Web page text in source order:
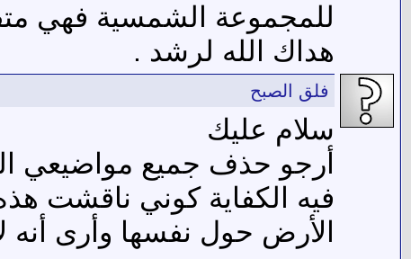
للمجموعة الشمسية فهي
هداك الله لرشد .
فلق الصبح
سلام عليك
أرجو حذف جميع مواضيعي
فيه الكفاية كوني ناقشت
الأرض حول نفسها وأرى أنه